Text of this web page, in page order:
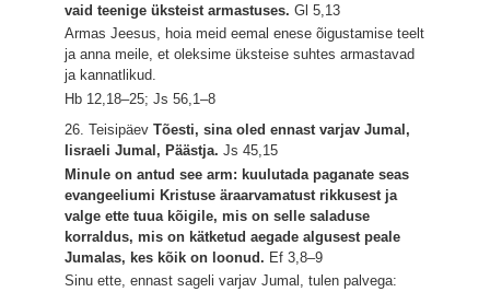
vaid teenige üksteist armastuses.Gl 5,13
Armas Jeesus, hoia meid eemal enese õigustamise teelt
ja anna meile, et oleksime üksteise suhtes armastavad
ja kannatlikud.
Hb 12,18–25; Js 56,1–8
26. TeisipäevTõesti, sina oled ennast varjav Jumal,
Iisraeli Jumal, Päästja.Js 45,15
Minule on antud see arm: kuulutada paganate seas
evangeeliumi Kristuse äraarvamatust rikkusest ja
valge ette tuua kõigile, mis on selle saladuse
korraldus, mis on kätketud aegade algusest peale
Jumalas, kes kõik on loonud. Ef 3,8–9
Sinu ette, ennast sageli varjav Jumal, tulen palvega: